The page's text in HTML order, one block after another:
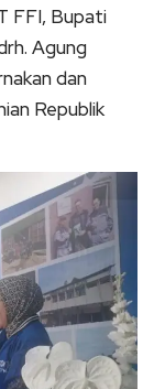
FFI, Bupati
Agung
dan
Republik